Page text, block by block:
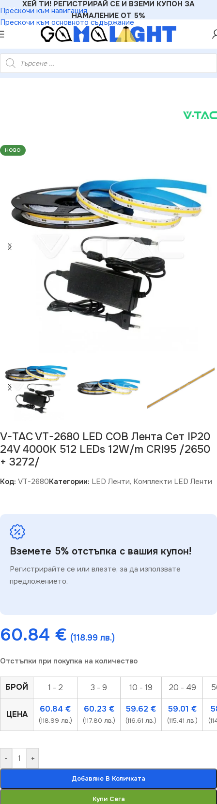
Прескочи към навигация
Прескочи към основното съдържание
ХЕЙ ТИ! РЕГИСТРИРАЙ СЕ И ВЗЕМИ КУПОН ЗА
НАМАЛЕНИЕ ОТ 5%
Сет IP20 24V 4000K 512 LEDs 12W/m CRI95 /2650 + 3272/
НОВО
V-TAC VT-2680 LED COB Лента Сет IP20
24V 4000K 512 LEDs 12W/m CRI95 /2650
+ 3272/
Код: VT-2680Категории: LED Ленти, Комплекти LED Ленти
Вземете 5% отстъпка с вашия купон!
Регистрирайте се или влезте, за да използвате
предложението.
60.84 € (118.99 лв.)
Отстъпки при покупка на количество
БРОЙ 1 - 2 3 - 9 10 - 19 20 - 49
ЦЕНА
60.84 €
(118.99 лв.)
60.23 €
(117.80 лв.)
59.62 €
(116.61 лв.)
59.01 €
(115.41 лв.)
- +
Добавяне В Количката
Купи Сега